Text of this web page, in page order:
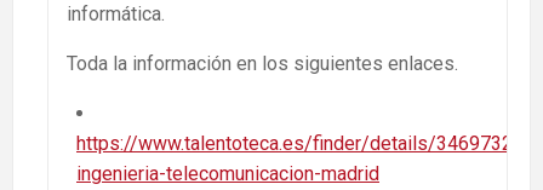
informática.
Toda la información en los siguientes enlaces.
https://www.talentoteca.es/finder/details/34697323/
ingenieria-telecomunicacion-madrid